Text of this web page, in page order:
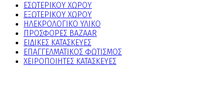
ΕΣΩΤΕΡΙΚΟΥ ΧΩΡΟΥ
ΕΞΩΤΕΡΙΚΟΥ ΧΩΡΟΥ
ΗΛΕΚΡΟΛΟΓΙΚΟ ΥΛΙΚΟ
ΠΡΟΣΦΟΡΕΣ BAZAAR
ΕΙΔΙΚΕΣ ΚΑΤΑΣΚΕΥΕΣ
ΕΠΑΓΓΕΛΜΑΤΙΚΟΣ ΦΩΤΙΣΜΟΣ
ΧΕΙΡΟΠΟΙΗΤΕΣ ΚΑΤΑΣΚΕΥΕΣ